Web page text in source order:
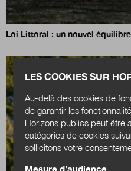
Loi Littoral : un nouvel
LES COOKIES SUR
Au-delà des cookies de
de garantir les
Horizons publics peut être
catégories de cookies
sollicitons votre
Mesure d’audience